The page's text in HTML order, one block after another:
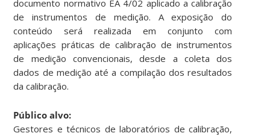
documento normativo EA 4/02 aplicado a calibração
de instrumentos de medição. A exposição do
conteúdo será realizada em conjunto com
aplicações práticas de calibração de instrumentos
de medição convencionais, desde a coleta dos
dados de medição até a compilação dos resultados
da calibração.
Público alvo:
Gestores e técnicos de laboratórios de calibração,